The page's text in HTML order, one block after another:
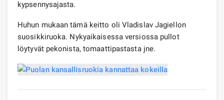
kypsennysajasta.
Huhun mukaan tämä keitto oli Vladislav Jagiellon
suosikkiruoka. Nykyaikaisessa versiossa pullot
löytyvät pekonista, tomaattipastasta jne.